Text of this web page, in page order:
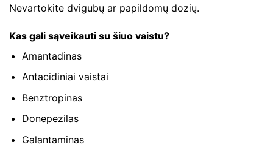
Nevartokite dvigubų ar papildomų dozių.
Kas gali sąveikauti su šiuo vaistu?
Amantadinas
Antacidiniai vaistai
Benztropinas
Donepezilas
Galantaminas